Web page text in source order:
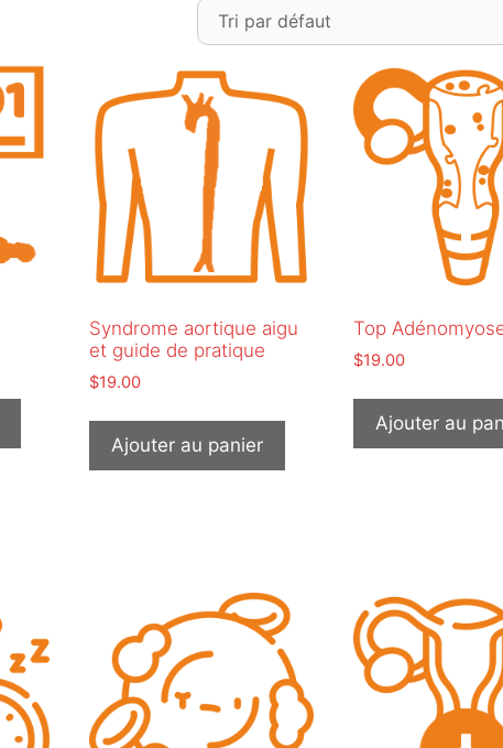
Syndrome aortique aigu
et guide de pratique
$19.00
Ajouter au panier
Top
$19.00
Ajouter au